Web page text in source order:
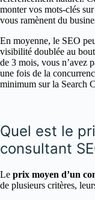
monter vos mots-clés
vous ramènent du
En moyenne, le SEO
visibilité doublée au
de 3 mois, vous n’avez
une fois de la
minimum sur la Search
Quel est le
consultant
Le prix moyen d’un
de plusieurs critères,